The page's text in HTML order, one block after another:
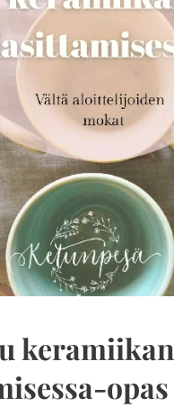
keramiikan
opas